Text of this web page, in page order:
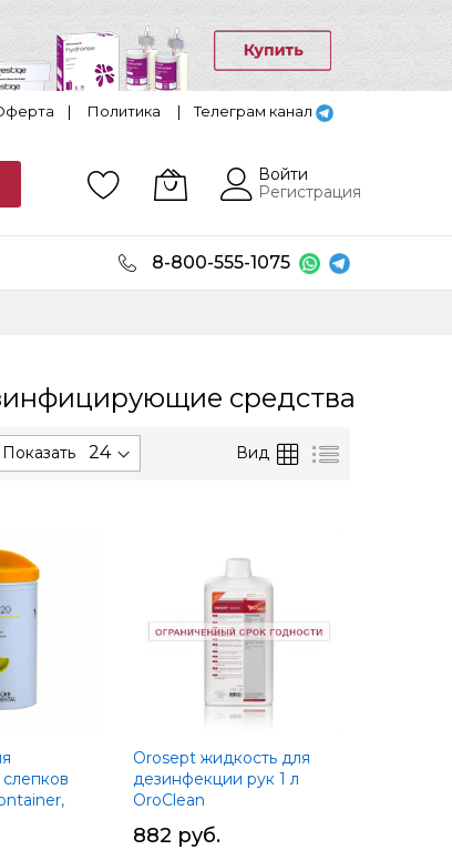
| Политика |Телеграм канал
Войти
Регистрация
8-800-555-1075
средства
Показать Вид СеткаСписок
Orosept жидкость для
дезинфекции рук 1 л
OroClean
882 руб.